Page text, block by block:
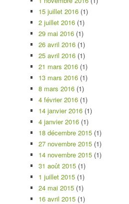
15 juillet 2016 (1)
2 juillet 2016 (1)
29 mai 2016 (1)
26 avril 2016 (1)
25 avril 2016 (1)
21 mars 2016 (1)
13 mars 2016 (1)
8 mars 2016 (1)
4 février 2016 (1)
14 janvier 2016 (1)
4 janvier 2016 (1)
18 décembre 2015 (1)
27 novembre 2015 (1)
14 novembre 2015 (1)
31 août 2015 (1)
1 juillet 2015 (1)
24 mai 2015 (1)
16 avril 2015 (1)